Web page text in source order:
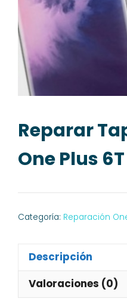
Reparar
One Plus 6T
Categoría: Reparación
Descripción
Valoraciones (0)